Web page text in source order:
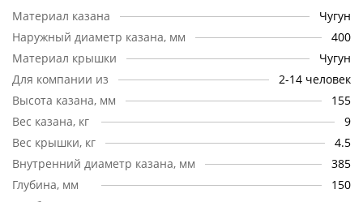
газовую плиту.
Ручки.Чугунный казан с 4 ручками. Две из них имеют
крестообразное сечение для удобной фиксации дуги при
подвешивании над костром. Также все 4 держателя нужны,
чтобы вдвоем переносить посуду с едой.
Крышка.
сковорода. Это не классический узбекский садж, а
полноценная сковородка с плоским дном. Ее можно
использовать как отдельный инвентарь на открытом огне,
а также на газовой плите.
Материал казана
Чугун
Наружный диаметр казана, мм
400
Материал крышки
Чугун
Для компании из
2-14 человек
Высота казана, мм
155
Вес казана, кг
9
Вес крышки, кг
4.5
Внутренний диаметр казана, мм
385
Глубина, мм
150